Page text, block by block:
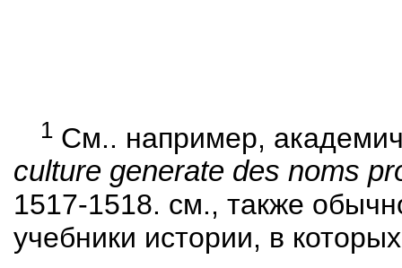
1 См.. например,
culture generate des noms
1517-1518. см., также
учебники истории, в